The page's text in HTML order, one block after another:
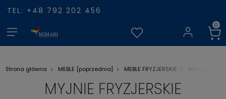
TEL: +48 792 202 456
Strona główna MEBLE [poprzednia] MEBLE FRYZJERSKIE Myjnie
MYJNIE FRYZJERSKIE